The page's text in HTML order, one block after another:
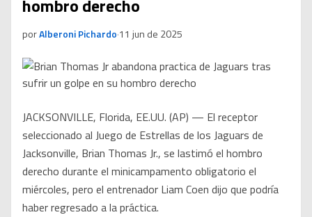
hombro derecho
porAlberoni Pichardo·11 jun de 2025
JACKSONVILLE, Florida, EE.UU. (AP) — El receptor
seleccionado al Juego de Estrellas de los Jaguars de
Jacksonville, Brian Thomas Jr., se lastimó el hombro
derecho durante el minicampamento obligatorio el
miércoles, pero el entrenador Liam Coen dijo que podría
haber regresado a la práctica.